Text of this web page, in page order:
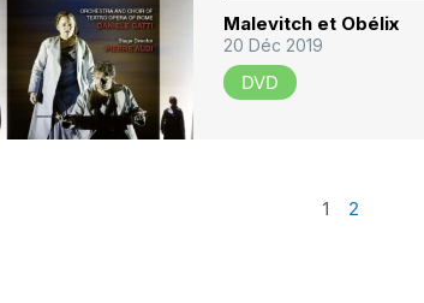
Malevitch et Obélix
20 Déc 2019
DVD
1 2